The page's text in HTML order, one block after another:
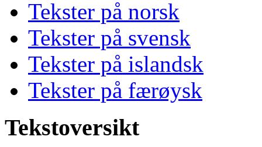
Tekster på norsk
Tekster på svensk
Tekster på islandsk
Tekster på færøysk
Tekstoversikt